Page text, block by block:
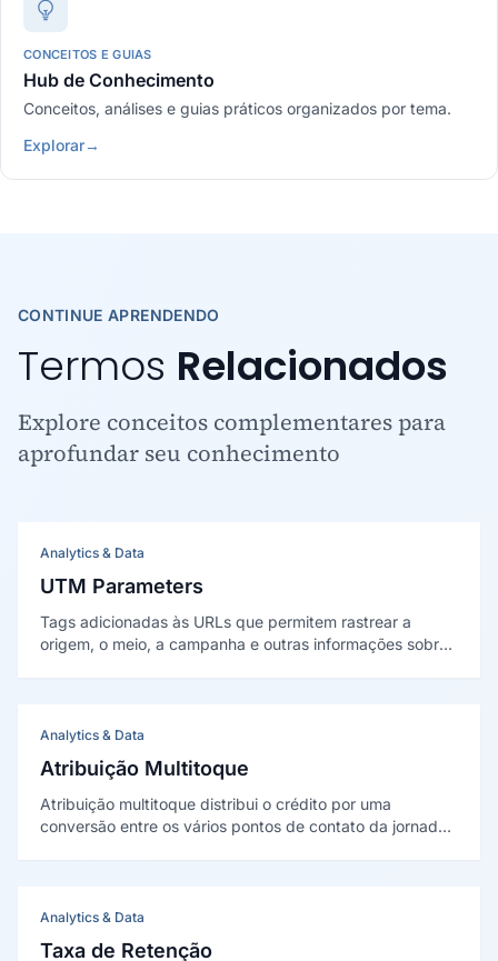
CONCEITOS E GUIAS
Hub de Conhecimento
Conceitos, análises e guias práticos organizados por tema.
Explorar→
CONTINUE APRENDENDO
Termos Relacionados
Explore conceitos complementares para
aprofundar seu conhecimento
Analytics & Data
UTM Parameters
Tags adicionadas às URLs que permitem rastrear a
origem, o meio, a campanha e outras informações sobre
Analytics & Data
Atribuição Multitoque
Atribuição multitoque distribui o crédito por uma
conversão entre os vários pontos de contato da jornada,
Analytics & Data
Taxa de Retenção